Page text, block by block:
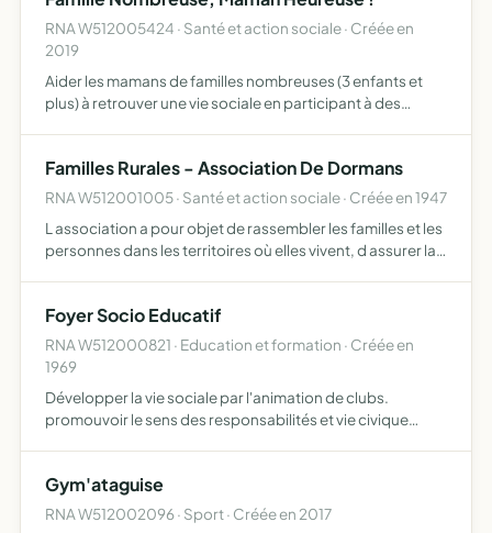
RNA W512005424 · Santé et action sociale · Créée en
2019
Aider les mamans de familles nombreuses (3 enfants et
plus) à retrouver une vie sociale en participant à des
garde…
Familles Rurales - Association De Dormans
RNA W512001005 · Santé et action sociale · Créée en 1947
L association a pour objet de rassembler les familles et les
personnes dans les territoires où elles vivent, d assurer la
Foyer Socio Educatif
RNA W512000821 · Education et formation · Créée en
1969
Développer la vie sociale par l'animation de clubs.
promouvoir le sens des responsabilités et vie civique
Gym'ataguise
RNA W512002096 · Sport · Créée en 2017